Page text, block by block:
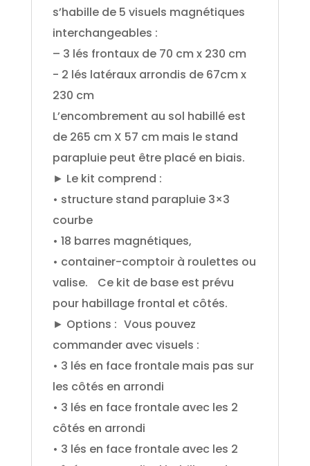
s’habille de 5 visuels magnétiques
interchangeables :
– 3 lés frontaux de 70 cm x 230 cm
- 2 lés latéraux arrondis de 67cm x
230 cm
L’encombrement au sol habillé est
de 265 cm X 57 cm mais le stand
parapluie peut être placé en biais.
► Le kit comprend :
• structure stand parapluie 3×3
courbe
• 18 barres magnétiques,
• container-comptoir à roulettes ou
valise. Ce kit de base est prévu
pour habillage frontal et côtés.
► Options : Vous pouvez
commander avec visuels :
• 3 lés en face frontale mais pas sur
les côtés en arrondi
• 3 lés en face frontale avec les 2
côtés en arrondi
• 3 lés en face frontale avec les 2